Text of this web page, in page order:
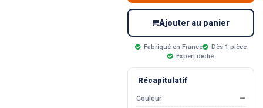
Ajouter au panier
Fabriqué en France
Dès 1 pièce
Expert dédié
Récapitulatif
Couleur
—